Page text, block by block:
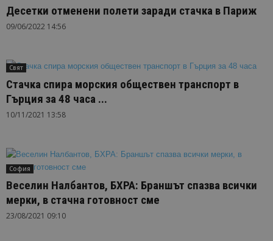
Десетки отменени полети заради стачка в Париж
09/06/2022 14:56
Свят
Стачка спира морския обществен транспорт в
Гърция за 48 часа ...
10/11/2021 13:58
София
Веселин Налбантов, БХРА: Браншът спазва всички
мерки, в стачна готовност сме
23/08/2021 09:10